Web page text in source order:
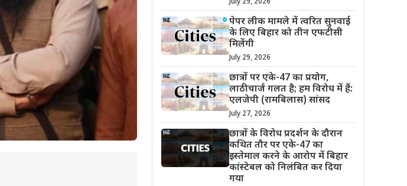
पेपर लीक मामले में त्वरित सुनवाई
के लिए बिहार को तीन एफटीसी
मिलेंगी
July 29, 2026
छात्रों पर एके-47 का प्रयोग,
लाठीचार्ज गलत है; हम विरोध में हैं:
एलजेपी (रामबिलास) सांसद
July 27, 2026
छात्रों के विरोध प्रदर्शन के दौरान
कथित तौर पर एके-47 का
इस्तेमाल करने के आरोप में बिहार
कांस्टेबल को निलंबित कर दिया
गया